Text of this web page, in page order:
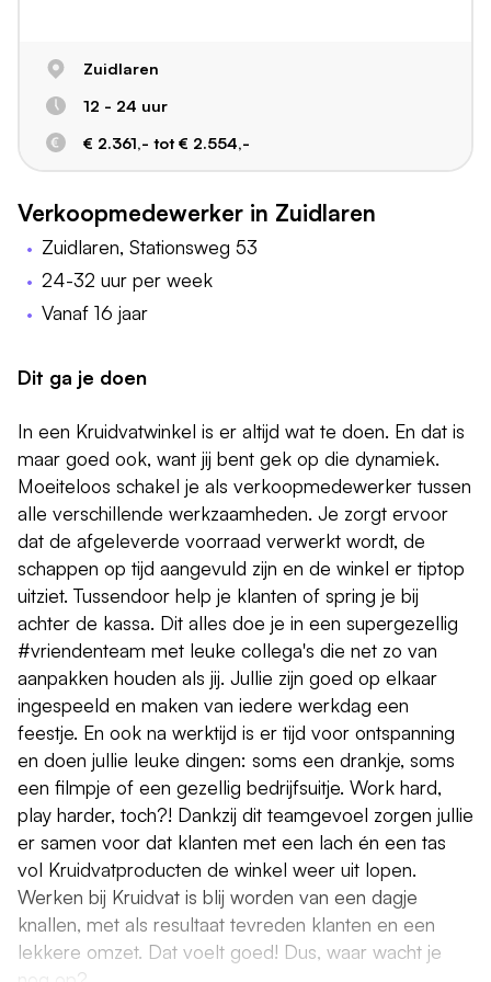
Zuidlaren
12 - 24 uur
€ 2.361,- tot € 2.554,-
Verkoopmedewerker in Zuidlaren
Zuidlaren, Stationsweg 53
24-32 uur per week
Vanaf 16 jaar
Dit ga je doen
In een Kruidvatwinkel is er altijd wat te doen. En dat is
maar goed ook, want jij bent gek op die dynamiek.
Moeiteloos schakel je als verkoopmedewerker tussen
alle verschillende werkzaamheden. Je zorgt ervoor
dat de afgeleverde voorraad verwerkt wordt, de
schappen op tijd aangevuld zijn en de winkel er tiptop
uitziet. Tussendoor help je klanten of spring je bij
achter de kassa. Dit alles doe je in een supergezellig
#vriendenteam met leuke collega's die net zo van
aanpakken houden als jij. Jullie zijn goed op elkaar
ingespeeld en maken van iedere werkdag een
feestje. En ook na werktijd is er tijd voor ontspanning
en doen jullie leuke dingen: soms een drankje, soms
een filmpje of een gezellig bedrijfsuitje. Work hard,
play harder, toch?! Dankzij dit teamgevoel zorgen jullie
er samen voor dat klanten met een lach én een tas
vol Kruidvatproducten de winkel weer uit lopen.
Werken bij Kruidvat is blij worden van een dagje
knallen, met als resultaat tevreden klanten en een
lekkere omzet. Dat voelt goed! Dus, waar wacht je